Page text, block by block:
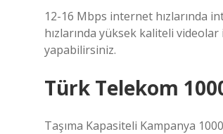
12-16 Mbps internet hızlarında
hızlarında yüksek kaliteli
yapabilirsiniz.
Türk Telekom
Taşıma Kapasiteli Kampanya